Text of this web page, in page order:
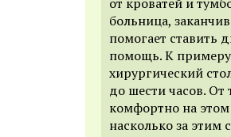
больница,
помогает ставить
помощь. К
хирургический
до шести часов. От
комфортно на этом
насколько за этим